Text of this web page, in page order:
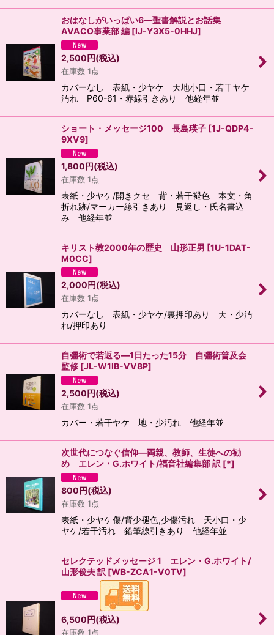
おはなしがいっぱい6―聖書解説とお話集
AVACO事業部 編 [IJ-Y3X5-0HHJ]
2,500円(税込)
在庫数 1点
カバーなし 表紙・少ヤケ 天地小口・若干ヤケ
汚れ P60-61・赤線引きあり 他経年並
ショート・メッセージ100 長島瑛子 [1J-QDP4-
9XV9]
1,800円(税込)
在庫数 1点
表紙・少ヤケ/開きクセ 背・若干褪色 本文・角
折れ跡/マーカー線引きあり 見返し・氏名書込
み 他経年並
キリスト教2000年の歴史 山形正男 [1U-1DAT-
M0CC]
2,000 円(税込)
在庫数 1点
カバーなし 表紙・少ヤケ/裏押印あり 天・少汚
れ/押印あり
自彊術で若返る―1日たった15分 自彊術普及会
監修 [JL-W1IB-VV8P]
2,500円(税込)
在庫数 1点
カバー・若干ヤケ 地・少汚れ 他経年並
次世代につなぐ信仰―両親、教師、生徒への勧
め エレン・G.ホワイト/福音社編集部 訳 [*]
800円(税込)
在庫数 1点
表紙・少ヤケ傷/背少褪色,少傷汚れ 天小口・少
ヤケ/若干汚れ 鉛筆線引きあり 他経年並
セレクテッドメッセージ 1 エレン・G.ホワイト/
山形俊夫 訳 [WB-ZCA1-V0TV]
6,500円(税込)
在庫数 1点